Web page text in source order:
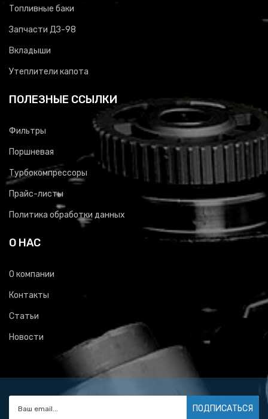
Топливные баки
Запчасти ДЗ-98
Вкладыши
Утеплители капота
ПОЛЕЗНЫЕ ССЫЛКИ
Фильтры
Поршневая
Турбокомпрессоры
Прайс-листы
Политика обработки данных
О НАС
О компании
Контакты
Статьи
Новости
ПОДПИСАТЬСЯ